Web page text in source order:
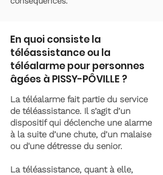
En quoi consiste la
téléassistance ou la
téléalarme pour personnes
âgées à PISSY-PÔVILLE ?
La téléalarme fait partie du service
de téléassistance. Il s’agit d’un
dispositif qui déclenche une alarme
à la suite d’une chute, d’un malaise
ou d'une détresse du senior.
La téléassistance, quant à elle,